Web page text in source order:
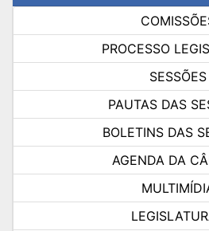
PROCESSO
SESSÕES
PAUTAS DAS
BOLETINS DAS
AGENDA DA